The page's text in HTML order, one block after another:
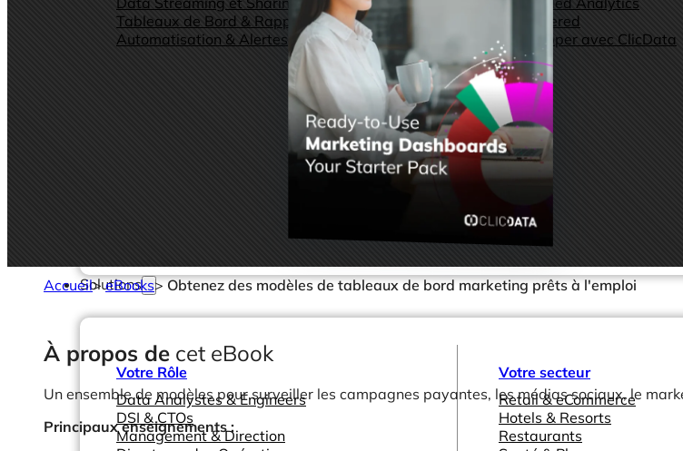
Tableaux de Bord & Rapports
Automatisation & Alertes
AI-Powered
Développer avec ClicData
Solutions
Votre Rôle
Data Analystes & Engineers
DSI & CTOs
Management & Direction
Votre secteur
Retail & eCommerce
Hotels & Resorts
Restaurants
Accueil>eBooks> Obtenez des modèles de tableaux de bord marketing prêts à l'emploi
À propos de cet eBook
Un ensemble de modèles pour surveiller les campagnes payantes, les médias sociaux, le
Principaux enseignements :